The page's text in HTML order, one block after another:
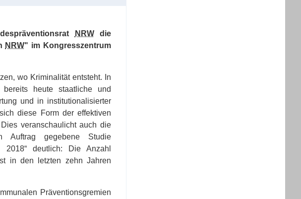
NRWdie
NRW" im Kongresszentrum
wo Kriminalität entsteht. In
heute staatliche und
und in institutionalisierter
diese Form der effektiven
veranschaulicht auch die
Auftrag gegebene Studie
2018“ deutlich: Die Anzahl
in den letzten zehn Jahren
Präventionsgremien